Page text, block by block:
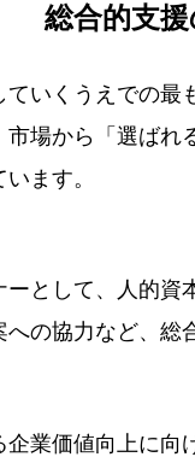
総合的支
いくうえでの
場から「選ば
ます。
として、人的
の協力など、総
業価値向上に